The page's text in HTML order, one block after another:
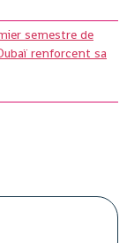
semestre de
renforcent sa